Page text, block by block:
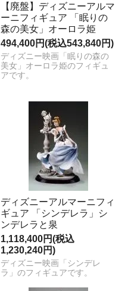
【廃盤】ディズニーアルマ
ーニフィギュア 「眠りの
森の美女」オーロラ姫
494,400円(税込543,840円)
ディズニー映画「眠りの森の
美女」オーロラ姫のフィギュ
アです。
ディズニーアルマーニフィ
ギュア 「シンデレラ」シ
ンデレラと泉
1,118,400円(税込
1,230,240円)
ディズニー映画「シンデレ
ラ」のフィギュアです。